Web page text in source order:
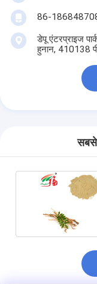
86-
डेपू एंटरप्राइज
हुनान, 410138
सबसे